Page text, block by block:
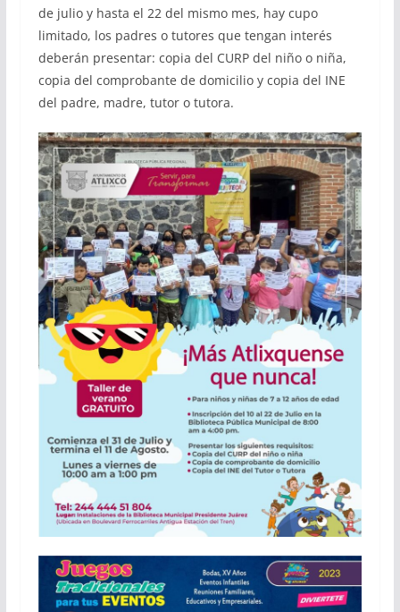
de julio y hasta el 22 del mismo mes, hay cupo
limitado, los padres o tutores que tengan interés
deberán presentar: copia del CURP del niño o niña,
copia del comprobante de domicilio y copia del INE
del padre, madre, tutor o tutora.